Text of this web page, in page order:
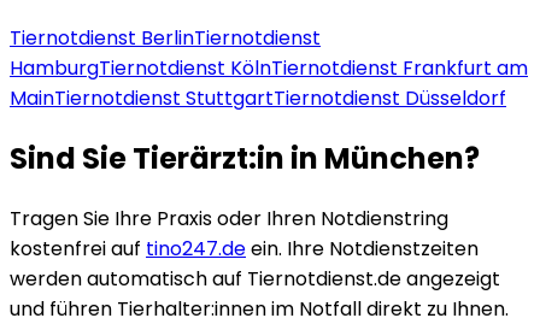
Tiernotdienst BerlinTiernotdienst
HamburgTiernotdienst KölnTiernotdienst Frankfurt am
MainTiernotdienst StuttgartTiernotdienst Düsseldorf
Sind Sie Tierärzt:in in München?
Tragen Sie Ihre Praxis oder Ihren Notdienstring
kostenfrei auf tino247.deein. Ihre Notdienstzeiten
werden automatisch auf Tiernotdienst.de angezeigt
und führen Tierhalter:innen im Notfall direkt zu Ihnen.